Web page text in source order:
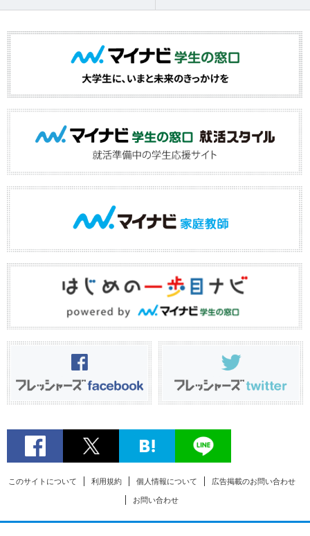
このサイトについて 利用規約 個人情報について 広告掲載のお問い合わせ
お問い合わせ